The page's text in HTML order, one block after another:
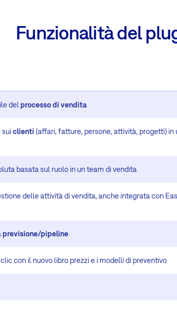
Funzionalità del
del processo di vendita
suiclienti (affari, fatture, persone, attività, progetti) in
basata sul ruolo in un team di vendita
delle attività di vendita, anche integrata con
previsione/pipeline
con il nuovo libro prezzi e i modelli di preventivo